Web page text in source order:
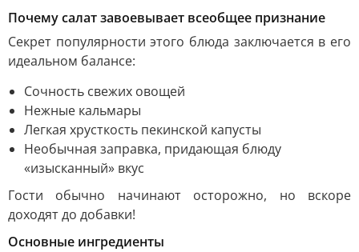
Почему салат завоевывает всеобщее признание
Секрет популярности этого блюда заключается в его
идеальном балансе:
Сочность свежих овощей
Нежные кальмары
Легкая хрусткость пекинской капусты
Необычная заправка, придающая блюду
«изысканный» вкус
Гости обычно начинают осторожно, но вскоре
доходят до добавки!
Основные ингредиенты